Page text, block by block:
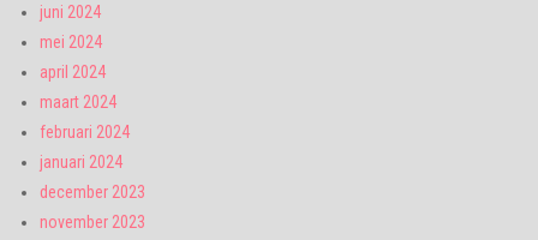
juni 2024
mei 2024
april 2024
maart 2024
februari 2024
januari 2024
december 2023
november 2023